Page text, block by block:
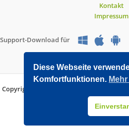
Kontakt
Impressum
Support-Download für
Copyright © 2026 O&V DATEC GmbH |
Drollinger
Diese Webseite
Komfortfunktionen.